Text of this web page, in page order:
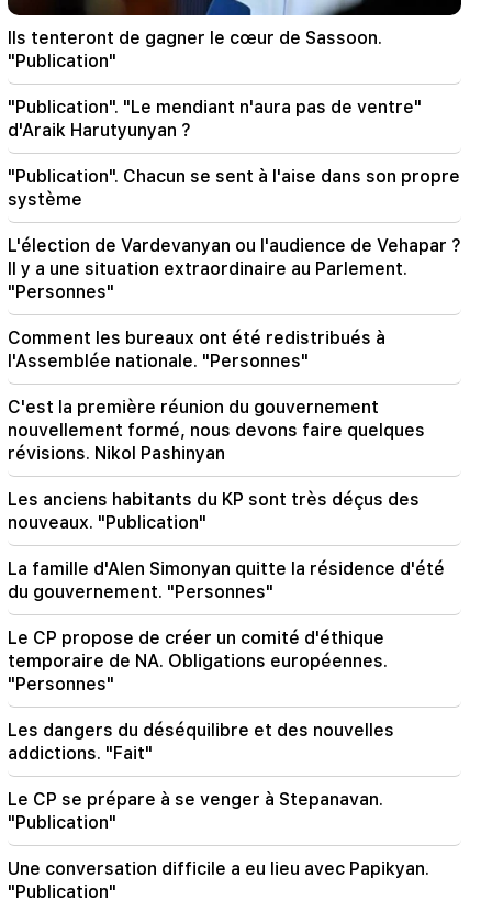
00:24
Cadeau coûteux d'Anahit Kirakosyan et de son
ex-mari pour le mariage de sa fille (vidéo)
23:58
Pezeshkian a remercié les pays voisins pour leur
22:58
13 passagers de l'avion ont été blessés. Inde
22:15
Convoquer Garegin B. Vepahari devant le
tribunal est inacceptable et répréhensible. Aram
Ier
Un grand incendie s'est déclaré dans une
décharge près du district de Silikyan à Erevan
Il y a eu des changements dans les lignes de bus
à Erevan
21:30
La vie d'Erevan est sur l'autel. Vardanyan sur la
qualité de l'air à Erevan (vidéo)
21:16
Ils essaient ainsi de me faire taire, car ils n’y
parviennent pas à l’Assemblée nationale. Edgar
Ghazarian
20:30
"Innadu" de Kocharyan, Sargsyan, Ter-
Petrosyan. ce gouvernement ne fait rien pour le
pays (vidéo)
20:05
Ils tenteront de gagner le cœur de Sassoon.
"Publication"
"Publication". "Le mendiant n'aura pas de ventre"
d'Araik Harutyunyan ?
"Publication". Chacun se sent à l'aise dans son propre
système
L'élection de Vardevanyan ou l'audience de Vehapar ?
Il y a une situation extraordinaire au Parlement.
"Personnes"
Comment les bureaux ont été redistribués à
l'Assemblée nationale. "Personnes"
C'est la première réunion du gouvernement
nouvellement formé, nous devons faire quelques
révisions. Nikol Pashinyan
Les anciens habitants du KP sont très déçus des
nouveaux. "Publication"
La famille d'Alen Simonyan quitte la résidence d'été
du gouvernement. "Personnes"
Le CP propose de créer un comité d'éthique
temporaire de NA. Obligations européennes.
"Personnes"
Les dangers du déséquilibre et des nouvelles
addictions. "Fait"
Le CP se prépare à se venger à Stepanavan.
"Publication"
Une conversation difficile a eu lieu avec Papikyan.
"Publication"